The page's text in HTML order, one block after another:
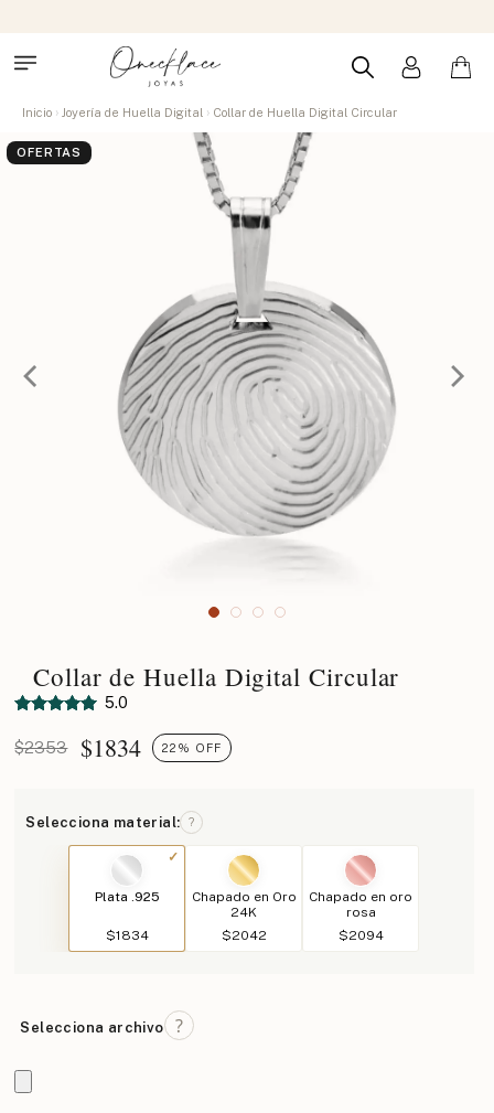
Inicio Joyería de Huella Digital Collar de Huella Digital Circular
OFERTAS
Collar de Huella Digital Circular
5.0
$2353 $1834 22% OFF
Selecciona material: ?
Plata .925
$1834
Chapado en Oro
24K
$2042
Chapado en oro
rosa
$2094
Selecciona archivo